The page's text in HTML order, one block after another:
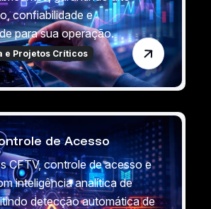
confiabilidade e
para sua operação.
e Projetos Críticos
de Acesso
CFTV, controle de acesso e
inteligência analítica de
detecção automática de